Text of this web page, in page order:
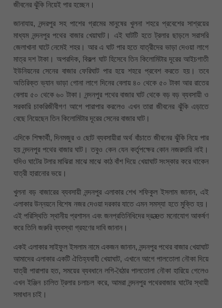
জীবনের ঝুঁকি নিয়েই পার হচ্ছেন।
জানাযায়, নন্দরপুর সহ পাশের গ্রামের মানুষের খুলনা শহরে প্রবেশের সাশ্রয়ের
মাধ্যম নন্দনপুর পথের বাজার খেয়াঘাট। এই ঘাটটি হতে ট্রলার ছাড়লে সরাসরি
জেলাখানা ঘাটে নেমেই শহর। আর এ ঘাট পার হতে যাত্রীদের ভাড়া দেওয়া লাগে
মাত্র দশ টাকা। অপরদিক, বিকল্প ঘাট হিসেবে তিন কিলোমিটার দূরের আইচগাতী
ইউনিয়নের সেনের বাজার ফেরিঘাট পার হয়ে শহরে প্রবেশ করতে হয়। তবে
অতিরিক্ত ভ্যান ভাড়া গোনা লাগে দিনের বেলায় ৪০ থেকে ৫০ টাকা আর রাতের
বেলায় ৫০ থেকে ৬০ টাকা। নন্দনপুর পথের বাজার ঘাট থেকে বড় বড় ব্যবসায়ী ও
সরকারি চাকরিজীবীগণ আগে পারাপার করলেও এখন তারা জীবনের ঝুঁকি এড়াতে
বেছে নিয়েছেন তিন কিলোমিটার দূরের সেনের বাজার ঘাট।
এদিকে শিক্ষার্থী, দিনমজুর ও ছোট ব্যবসায়ীরা অর্থ বাঁচাতে জীবনের ঝুঁকি নিয়ে পার
হয় নন্দনপুর পথের বাজার ঘাট। তবুও কেন যেন কর্তৃপক্ষের কোন নজরদারি নাই।
যদিও ঘাটের টলার মাঝিরা মাঝে মাঝে কাঠ বাঁশ দিয়ে খেয়াঘাট সংস্কার করে থাকেন
যাত্রী হারানোর ভয়ে।
খুলনা বড় বাজারের ব্যবসায়ী নন্দনপুর এলাকার শেখ শফিকুল ইসলাম জানান, এই
এলাকার উন্নয়নে বিশেষ নজর দেওয়া দরকার যাতে এমন সমস্যা হতে মুক্তি হয়।
এই পরিস্থিতি স্থানীয় প্রশাসন এবং জনপ্রতিনিধিদের দ্রæত মনোযোগ আকর্ষণ
করে তিনি জরুরি ব্যবস্থা গ্রহণের দাবি জানান।
একই এলাকার সাইফুল ইসলাম নামে একজন জানান, নন্দনপুর পথের বাজার খেয়াঘাট
আমাদের এলাকার একটি ঐতিহ্যবাহী খেয়াঘাট, এখানে আগে পালতোলা নৌকা দিয়ে
যাত্রী পারাপার হত, সময়ের ব্যবধানে লগি-বৈঠার পালতোলা নৌকা হারিয়ে গেলেও
এখন ইঞ্জিন চালিত ট্রলার চলাচল করে, আমরা নন্দনপুর পথেরবাজার ঘাটের স্থায়ী
সমাধান চাই।